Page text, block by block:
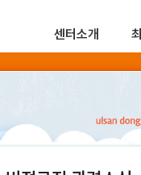
센터소개